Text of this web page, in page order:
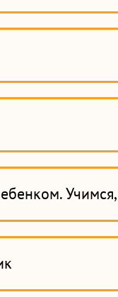
Учимся,